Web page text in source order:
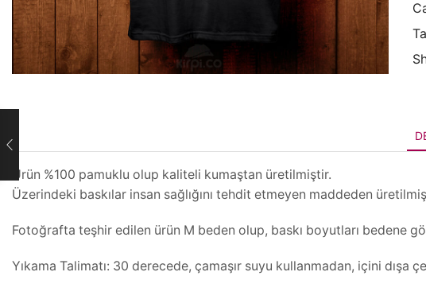
Ürün %100 pamuklu olup kaliteli kumaştan üretilmiştir.
Üzerindeki baskılar insan sağlığını tehdit etmeyen maddeden
Fotoğrafta teşhir edilen ürün M beden olup, baskı boyutları bedene
Yıkama Talimatı: 30 derecede, çamaşır suyu kullanmadan, içini dışa